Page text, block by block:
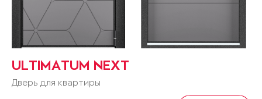
ULTIMATUM NEXT
Дверь для квартиры